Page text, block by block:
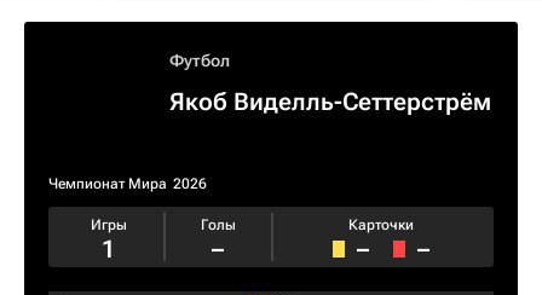
Футбол
Якоб Виделль-Сеттерстрём
Чемпионат Мира 2026
Игры
1
Голы
–
Карточки
– –